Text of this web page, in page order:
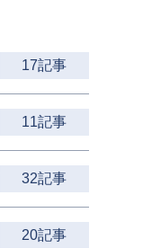
17記事
11記事
32記事
20記事